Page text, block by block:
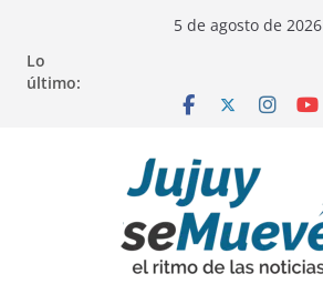
contenido
5 de agosto de 2026
Lo
último: